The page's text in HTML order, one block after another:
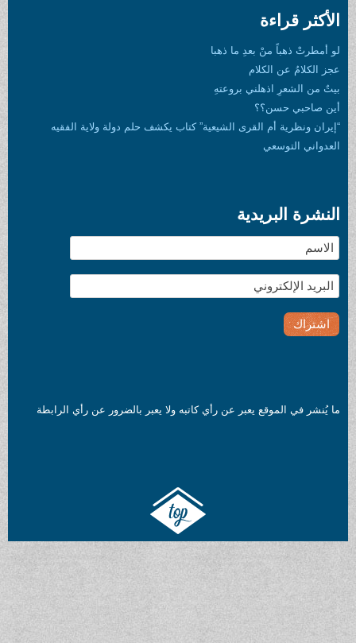
الأكثر قراءة
لو أمطرتْ ذهباً منْ بعدِ ما ذهبا
عجز الكلامُ عن الكلام
بيتٌ من الشعرِ اذهلني بروعتهِ
أين صاحبي حسن؟؟
“إيران ونظرية أم القرى الشيعية” كتاب يكشف حلم دولة ولاية الفقيه
العدواني التوسعي
النشرة البريدية
ما يُنشر في الموقع يعبر عن رأي كاتبه ولا يعبر بالضرور عن رأي الرابطة